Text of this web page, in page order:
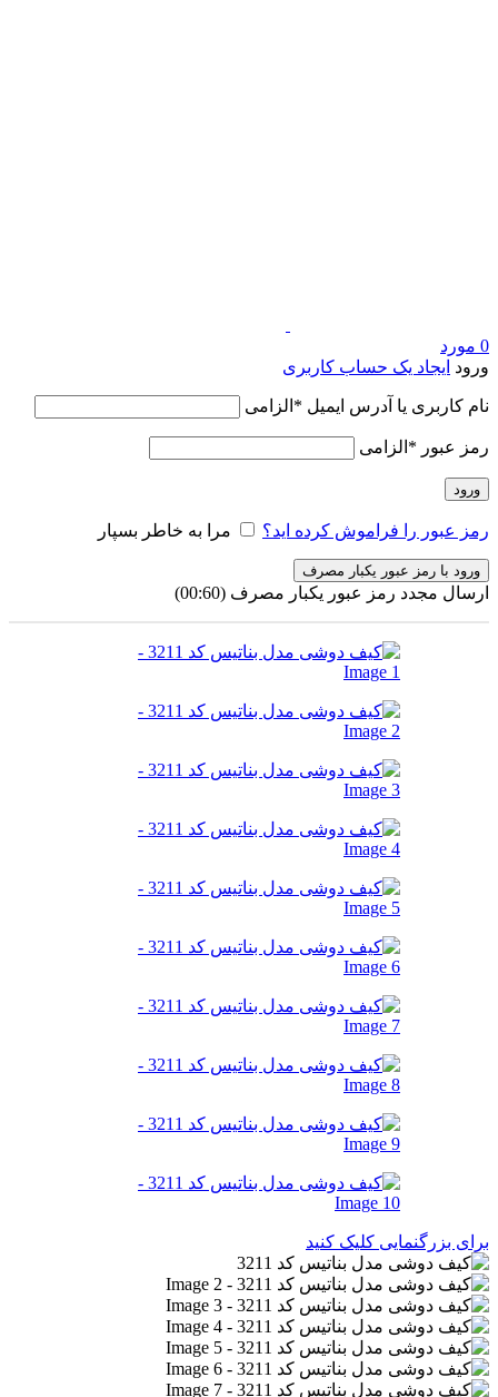
0 مورد
ورود ایجاد یک حساب کاربری
نام کاربری یا آدرس ایمیل * الزامی
رمز عبور * الزامی
ورود
رمز عبور را فراموش کرده اید؟ مرا به خاطر بسپار
ورود با رمز عبور یکبار مصرف
ارسال مجدد رمز عبور یکبار مصرف (00:
60
)
برای بزرگنمایی کلیک کنید